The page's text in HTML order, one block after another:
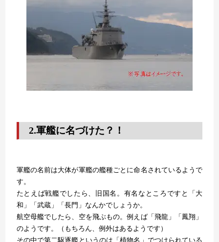
2.軍艦に名づけた？！
軍艦の名前は大体が軍艦の艦種ごとに命名されているようで
す。
たとえば戦艦でしたら、旧国名。有名なところですと「大
和」「武蔵」「長門」なんかでしょうか。
航空母艦でしたら、空を飛ぶもの。例えば「飛龍」「鳳翔」
のようです。（もちろん、例外はあるようです）
その中で第二駆逐艦というのは「植物名」でつけられている